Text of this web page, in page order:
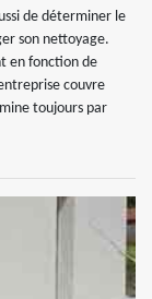
de déterminer le
son nettoyage.
en fonction de
couvre
toujours par